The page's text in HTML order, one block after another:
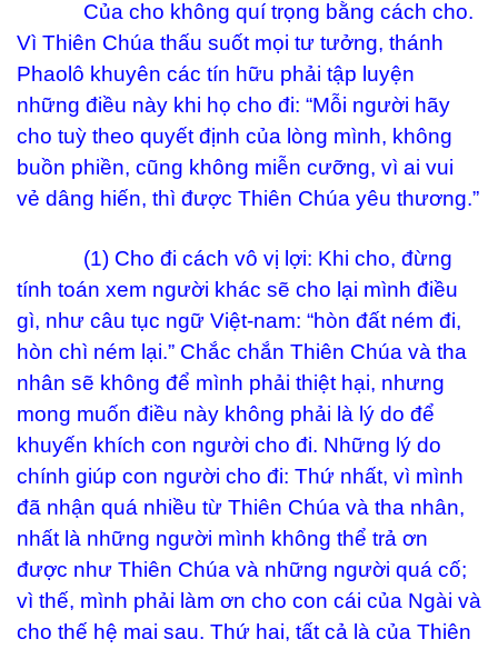
Của cho không quí trọng bằng cách cho.
Vì Thiên Chúa thấu suốt mọi tư tưởng, thánh
Phaolô khuyên các tín hữu phải tập luyện
những điều này khi họ cho đi: “Mỗi người hãy
cho tuỳ theo quyết định của lòng mình, không
buồn phiền, cũng không miễn cưỡng, vì ai vui
vẻ dâng hiến, thì được Thiên Chúa yêu thương.”
(1) Cho đi cách vô vị lợi: Khi cho, đừng
tính toán xem người khác sẽ cho lại mình điều
gì, như câu tục ngữ Việt-nam: “hòn đất ném đi,
hòn chì ném lại.” Chắc chắn Thiên Chúa và tha
nhân sẽ không để mình phải thiệt hại, nhưng
mong muốn điều này không phải là lý do để
khuyến khích con người cho đi. Những lý do
chính giúp con người cho đi: Thứ nhất, vì mình
đã nhận quá nhiều từ Thiên Chúa và tha nhân,
nhất là những người mình không thể trả ơn
được như Thiên Chúa và những người quá cố;
vì thế, mình phải làm ơn cho con cái của Ngài và
cho thế hệ mai sau. Thứ hai, tất cả là của Thiên